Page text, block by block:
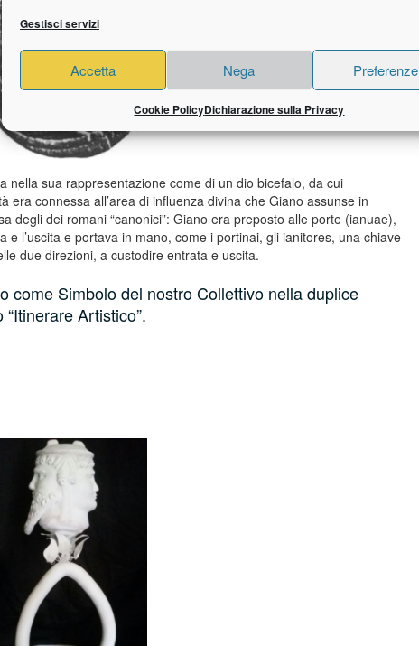
Gestisci servizi
Accetta Nega Preferenze
Cookie PolicyDichiarazione sulla Privacy
nella sua rappresentazione come di un dio bicefalo, da cui
era connessa all’area di influenza divina che Giano assunse in
degli dei romani “canonici”: Giano era preposto alle porte (ianuae),
e l’uscita e portava in mano, come i portinai, gli ianitores, una chiave
due direzioni, a custodire entrata e uscita.
come Simbolo del nostro Collettivo nella duplice
Artistico”.